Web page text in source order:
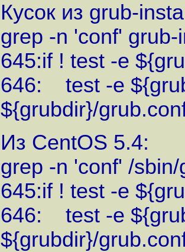
Кусок из grub-
grep -n 'conf' grub-
645:if ! test -e
646: test -e
${grubdir}/
Из CentOS 5.4:
grep -n 'conf' /
645:if ! test -e
646: test -e
${grubdir}/